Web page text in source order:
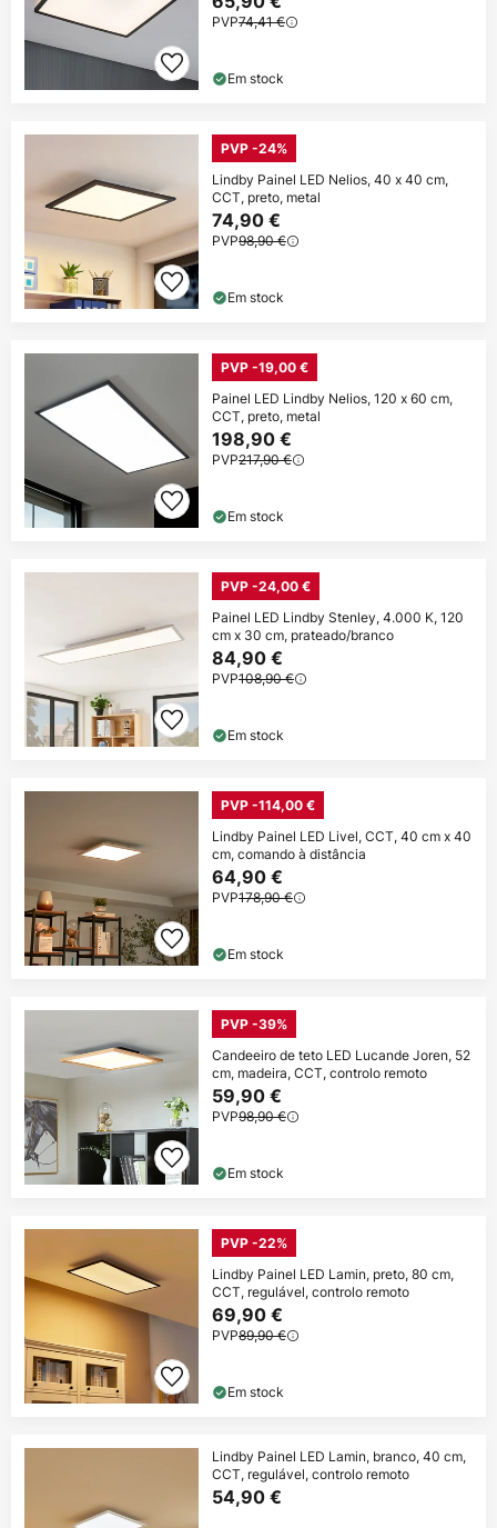
PVP74,41 €
Em stock
PVP -24%
Lindby Painel LED Nelios, 40 x 40 cm,
CCT, preto, metal
74,90 €
PVP98,90 €
Em stock
PVP -19,00 €
Painel LED Lindby Nelios, 120 x 60 cm,
CCT, preto, metal
198,90 €
PVP217,90 €
Em stock
PVP -24,00 €
Painel LED Lindby Stenley, 4.000 K, 120
cm x 30 cm, prateado/branco
84,90 €
PVP108,90 €
Em stock
PVP -114,00 €
Lindby Painel LED Livel, CCT, 40 cm x 40
cm, comando à distância
64,90 €
PVP178,90 €
Em stock
PVP -39%
Candeeiro de teto LED Lucande Joren, 52
cm, madeira, CCT, controlo remoto
59,90 €
PVP98,90 €
Em stock
PVP -22%
Lindby Painel LED Lamin, preto, 80 cm,
CCT, regulável, controlo remoto
69,90 €
PVP89,90 €
Em stock
Lindby Painel LED Lamin, branco, 40 cm,
CCT, regulável, controlo remoto
54,90 €